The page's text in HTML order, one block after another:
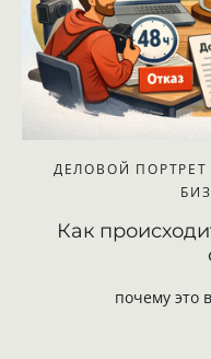
ДЕЛОВОЙ ПОРТРЕТ
Как
почему это